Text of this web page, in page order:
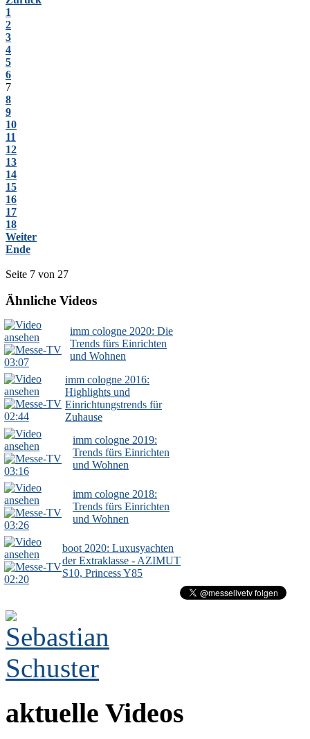
1
2
3
4
5
6
7
8
9
10
11
12
13
14
15
16
17
18
Weiter
Ende
Seite 7 von 27
Ähnliche Videos
03:07
imm cologne 2020: Die
Trends fürs Einrichten
und Wohnen
02:44
imm cologne 2016:
Highlights und
Einrichtungstrends für
Zuhause
03:16
imm cologne 2019:
Trends fürs Einrichten
und Wohnen
03:26
imm cologne 2018:
Trends fürs Einrichten
und Wohnen
02:20
boot 2020: Luxusyachten
der Extraklasse - AZIMUT
S10, Princess Y85
aktuelle Videos